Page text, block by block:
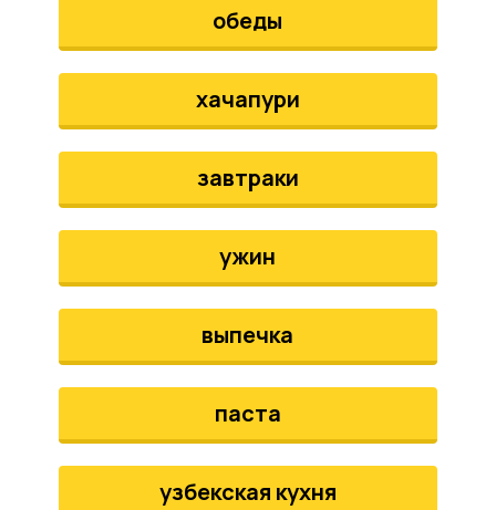
обеды
хачапури
завтраки
ужин
выпечка
паста
узбекская кухня